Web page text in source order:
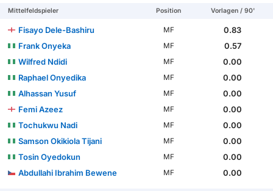
Mittelfeldspieler Position Vorlagen / 90'
Fisayo Dele-Bashiru MF
0.83
Frank Onyeka
MF
0.57
Wilfred Ndidi
MF
0.00
Raphael Onyedika
MF
0.00
Alhassan Yusuf
MF
0.00
Femi Azeez
MF
0.00
Tochukwu Nadi
MF
0.00
Samson Okikiola Tijani
MF
0.00
Tosin Oyedokun
MF
0.00
Abdullahi Ibrahim Bewene
MF 0.00